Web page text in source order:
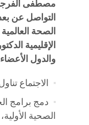
مصطفى
التواصل عن
الصحة
الإقليمية
والدول
الاجتماع
دمج برامج
الصحية الأولية،